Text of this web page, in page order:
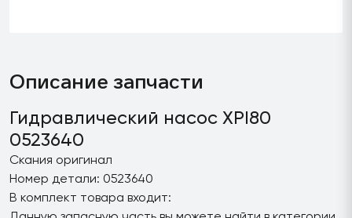
Описание запчасти
Гидравлический насос XPI80
0523640
Скания оригинал
Номер детали: 0523640
В комплект товара входит: